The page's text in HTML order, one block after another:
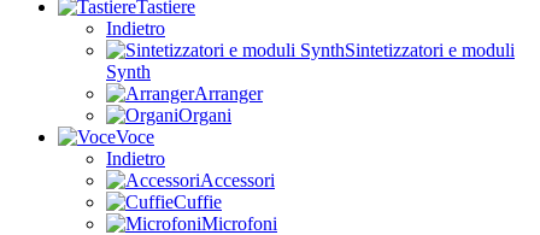
Tastiere
Indietro
Sintetizzatori e moduli
Synth
Arranger
Organi
Voce
Indietro
Accessori
Cuffie
Microfoni